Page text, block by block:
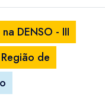
DENSO - III
de